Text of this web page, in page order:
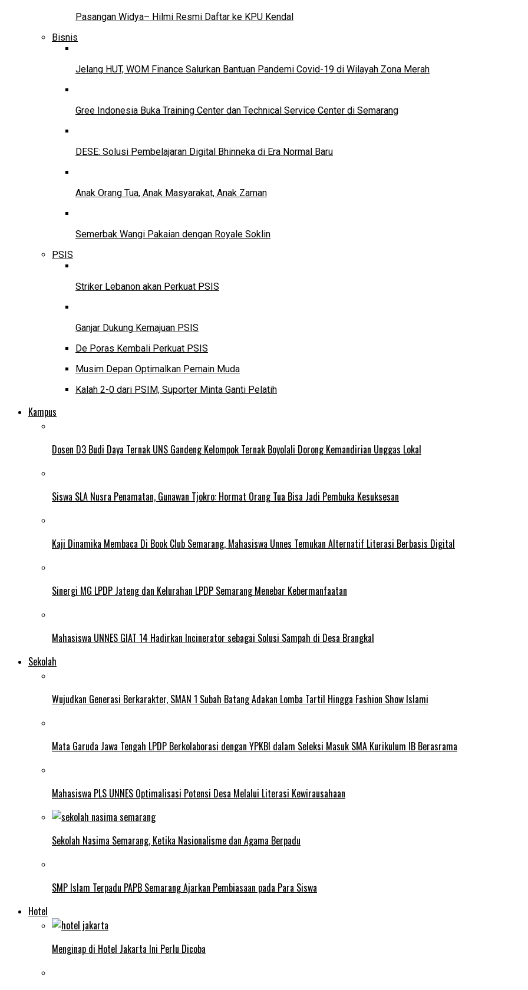
Pasangan Widya– Hilmi Resmi Daftar ke KPU Kendal
Bisnis
Jelang HUT, WOM Finance Salurkan Bantuan Pandemi Covid-19 di Wilayah Zona Merah
Gree Indonesia Buka Training Center dan Technical Service Center di Semarang
DESE: Solusi Pembelajaran Digital Bhinneka di Era Normal Baru
Anak Orang Tua, Anak Masyarakat, Anak Zaman
Semerbak Wangi Pakaian dengan Royale Soklin
PSIS
Striker Lebanon akan Perkuat PSIS
Ganjar Dukung Kemajuan PSIS
De Poras Kembali Perkuat PSIS
Musim Depan Optimalkan Pemain Muda
Kalah 2-0 dari PSIM, Suporter Minta Ganti Pelatih
Kampus
Dosen D3 Budi Daya Ternak UNS Gandeng Kelompok Ternak Boyolali Dorong Kemandirian Unggas Lokal
Siswa SLA Nusra Penamatan, Gunawan Tjokro: Hormat Orang Tua Bisa Jadi Pembuka Kesuksesan
Kaji Dinamika Membaca Di Book Club Semarang, Mahasiswa Unnes Temukan Alternatif Literasi Berbasis Digital
Sinergi MG LPDP Jateng dan Kelurahan LPDP Semarang Menebar Kebermanfaatan
Mahasiswa UNNES GIAT 14 Hadirkan Incinerator sebagai Solusi Sampah di Desa Brangkal
Sekolah
Wujudkan Generasi Berkarakter, SMAN 1 Subah Batang Adakan Lomba Tartil Hingga Fashion Show Islami
Mata Garuda Jawa Tengah LPDP Berkolaborasi dengan YPKBI dalam Seleksi Masuk SMA Kurikulum IB Berasrama
Mahasiswa PLS UNNES Optimalisasi Potensi Desa Melalui Literasi Kewirausahaan
Sekolah Nasima Semarang, Ketika Nasionalisme dan Agama Berpadu
SMP Islam Terpadu PAPB Semarang Ajarkan Pembiasaan pada Para Siswa
Hotel
Menginap di Hotel Jakarta Ini Perlu Dicoba